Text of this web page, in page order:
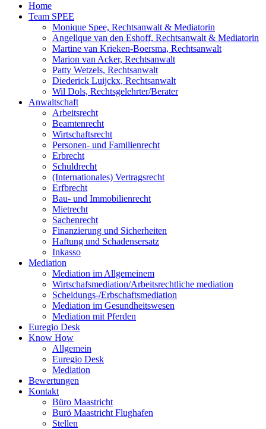
Home
Team SPEE
Monique Spee, Rechtsanwalt & Mediatorin
Angelique van den Eshoff, Rechtsanwalt & Mediatorin
Martine van Krieken-Boersma, Rechtsanwalt
Marion van Acker, Rechtsanwalt
Patty Wetzels, Rechtsanwalt
Diederick Luijckx, Rechtsanwalt
Wil Dols, Rechtsgelehrter/Berater
Anwaltschaft
Arbeitsrecht
Beamtenrecht
Wirtschaftsrecht
Personen- und Familienrecht
Erbrecht
Schuldrecht
(Internationales) Vertragsrecht
Erfbrecht
Bau- und Immobilienrecht
Mietrecht
Sachenrecht
Finanzierung und Sicherheiten
Haftung und Schadensersatz
Inkasso
Mediation
Mediation im Allgemeinem
Wirtschafsmediation/Arbeitsrechtliche mediation
Scheidungs-/Erbschaftsmediation
Mediation im Gesundheitswesen
Mediation mit Pferden
Euregio Desk
Know How
Allgemein
Euregio Desk
Mediation
Bewertungen
Kontakt
Büro Maastricht
Burö Maastricht Flughafen
Stellen